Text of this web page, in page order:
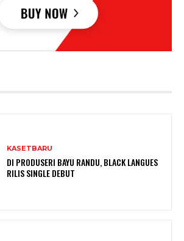
KASETBARU
DI PRODUSERI BAYU RANDU, BLACK LANGUES
RILIS SINGLE DEBUT